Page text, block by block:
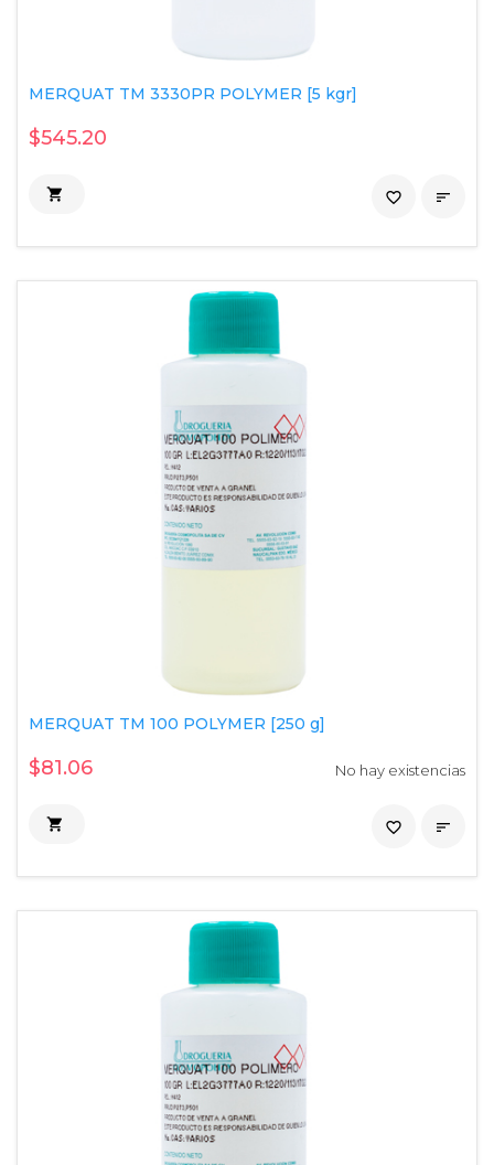
MERQUAT TM 3330PR POLYMER [5 kgr]
$545.20
 
favorite_border
MERQUAT TM 100 POLYMER [250 g]
$81.06 No hay existencias
 
favorite_border